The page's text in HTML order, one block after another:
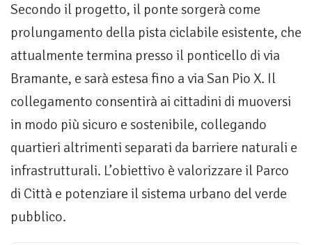
Secondo il progetto, il ponte sorgerà come
prolungamento della pista ciclabile esistente, che
attualmente termina presso il ponticello di via
Bramante, e sarà estesa fino a via San Pio X. Il
collegamento consentirà ai cittadini di muoversi
in modo più sicuro e sostenibile, collegando
quartieri altrimenti separati da barriere naturali e
infrastrutturali. L’obiettivo è valorizzare il Parco
di Città e potenziare il sistema urbano del verde
pubblico.